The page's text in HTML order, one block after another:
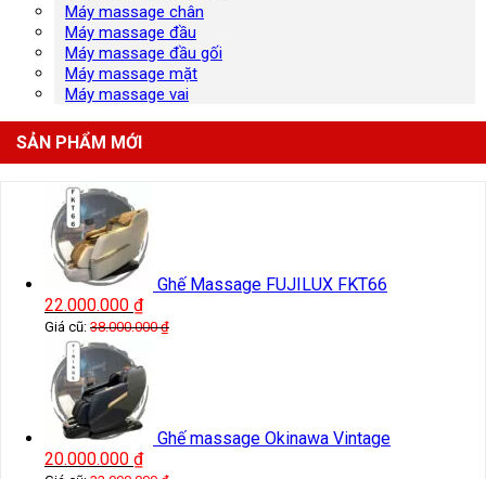
Máy massage chân
Máy massage đầu
Máy massage đầu gối
Máy massage mặt
Máy massage vai
SẢN PHẨM MỚI
Ghế Massage FUJILUX FKT66
22.000.000 ₫
Giá cũ: 38.000.000₫
Ghế massage Okinawa Vintage
20.000.000 ₫